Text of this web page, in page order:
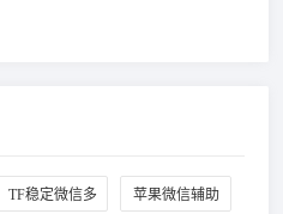
TF稳定微信多 苹果微信辅助